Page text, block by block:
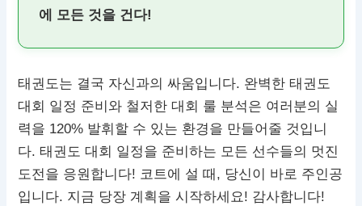
에 모든 것을 건다!
태권도는 결국 자신과의 싸움입니다. 완벽한 태권도
대회 일정 준비와 철저한 대회 룰 분석은 여러분의 실
력을 120% 발휘할 수 있는 환경을 만들어줄 것입니
다. 태권도 대회 일정을 준비하는 모든 선수들의 멋진
도전을 응원합니다! 코트에 설 때, 당신이 바로 주인공
입니다. 지금 당장 계획을 시작하세요! 감사합니다!